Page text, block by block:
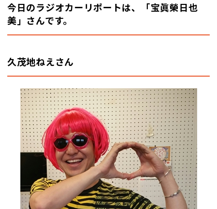
今日のラジオカーリポートは、「宝眞榮日也
美」さんです。
久茂地ねえさん